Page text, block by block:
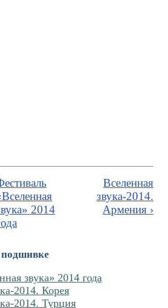
звука» 2014 года
2014. Корея
2014. Турция
2014
Вселенная
звука-2014.
Армения ›